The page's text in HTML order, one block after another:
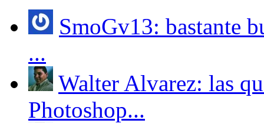
SmoGv13: bastante
...
Walter Alvarez: las
Photoshop...